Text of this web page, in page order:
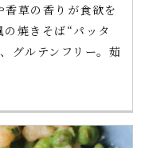
草の香りが食欲を
焼きそば“パッタ
グルテンフリー。茹